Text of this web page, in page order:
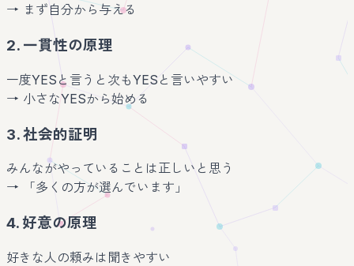
→ まず自分から与える
2. 一貫性の原理
一度YESと言うと次もYESと言いやすい
→ 小さなYESから始める
3. 社会的証明
みんながやっていることは正しいと思う
→ 「多くの方が選んでいます」
4. 好意の原理
好きな人の頼みは聞きやすい